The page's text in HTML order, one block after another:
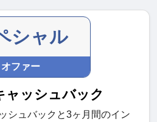
シャル
オファー
ャッシュバック
シュバックと3ヶ月間のイン